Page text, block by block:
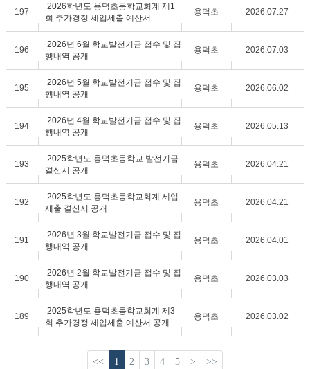
197
2026학년도 용덕초등학교회계 제1
회 추가경정 세입세출 예산서
용덕초 2026.07.27
196
2026년 6월 학교발전기금 접수 및 집
행내역 공개
용덕초 2026.07.03
195
2026년 5월 학교발전기금 접수 및 집
행내역 공개
용덕초 2026.06.02
194
2026년 4월 학교발전기금 접수 및 집
행내역 공개
용덕초 2026.05.13
193
2025학년도 용덕초등학교 발전기금
결산서 공개
용덕초 2026.04.21
192
2025학년도 용덕초등학교회계 세입
세출 결산서 공개
용덕초 2026.04.21
191
2026년 3월 학교발전기금 접수 및 집
행내역 공개
용덕초 2026.04.01
190
2026년 2월 학교발전기금 접수 및 집
행내역 공개
용덕초 2026.03.03
189
2025학년도 용덕초등학교회계 제3
회 추가경정 세입세출 예산서 공개
용덕초 2026.03.02
<< 1 2 3 4 5 > >>